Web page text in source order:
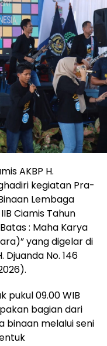
AKBP H.
kegiatan Pra-
Lembaga
Ciamis Tahun
: Maha Karya
yang digelar di
Djuanda No. 146
pukul 09.00 WIB
bagian dari
binaan melalui seni